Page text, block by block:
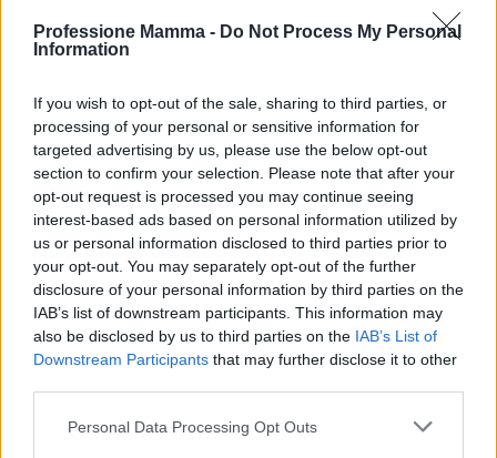
Professione Mamma - Do Not Process My Personal
Information
If you wish to opt-out of the sale, sharing to third parties, or
processing of your personal or sensitive information for
targeted advertising by us, please use the below opt-out
section to confirm your selection. Please note that after your
opt-out request is processed you may continue seeing
interest-based ads based on personal information utilized by
us or personal information disclosed to third parties prior to
your opt-out. You may separately opt-out of the further
disclosure of your personal information by third parties on the
IAB’s list of downstream participants. This information may
also be disclosed by us to third parties on the IAB’s List of
Downstream Participants that may further disclose it to other
Please note that this website/app uses one or more Google
Personal Data Processing Opt Outs
Continua a leggere